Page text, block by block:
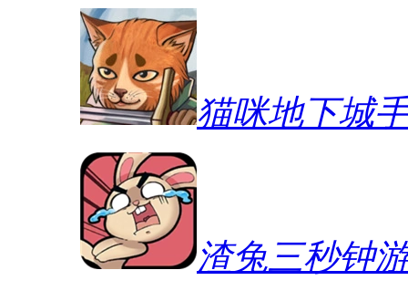
猫咪地下城
渣兔三秒钟